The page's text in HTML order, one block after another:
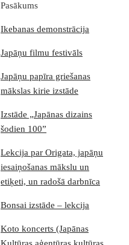
Pasākums
Ikebanas demonstrācija
Japāņu filmu festivāls
Japāņu papīra griešanas
mākslas kirie izstāde
Izstāde „Japānas dizains
šodien 100”
Lekcija par Origata, japāņu
iesaiņošanas mākslu un
etiķeti, un radošā darbnīca
Bonsai izstāde – lekcija
Koto koncerts (Japānas